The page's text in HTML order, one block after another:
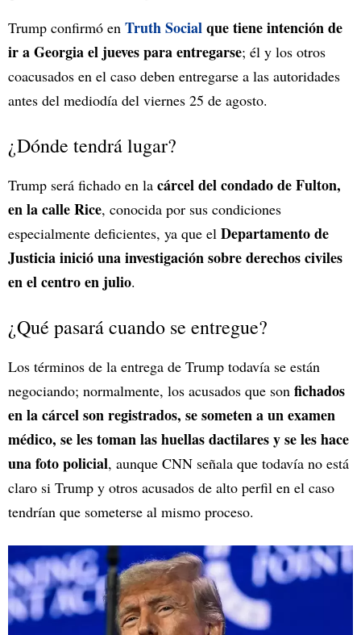
Trump confirmó en Truth Socialque tiene intención de
ir a Georgia el jueves para entregarse; él y los otros
coacusados en el caso deben entregarse a las autoridades
antes del mediodía del viernes 25 de agosto.
¿Dónde tendrá lugar?
Trump será fichado en la cárcel del condado de Fulton,
en la calle Rice, conocida por sus condiciones
especialmente deficientes, ya que el Departamento de
Justicia inició una investigación sobre derechos civiles
en el centro en julio.
¿Qué pasará cuando se entregue?
Los términos de la entrega de Trump todavía se están
negociando; normalmente, los acusados que son fichados
en la cárcel son registrados, se someten a un examen
médico, se les toman las huellas dactilares y se les hace
una foto policial, aunque CNN señala que todavía no está
claro si Trump y otros acusados de alto perfil en el caso
tendrían que someterse al mismo proceso.